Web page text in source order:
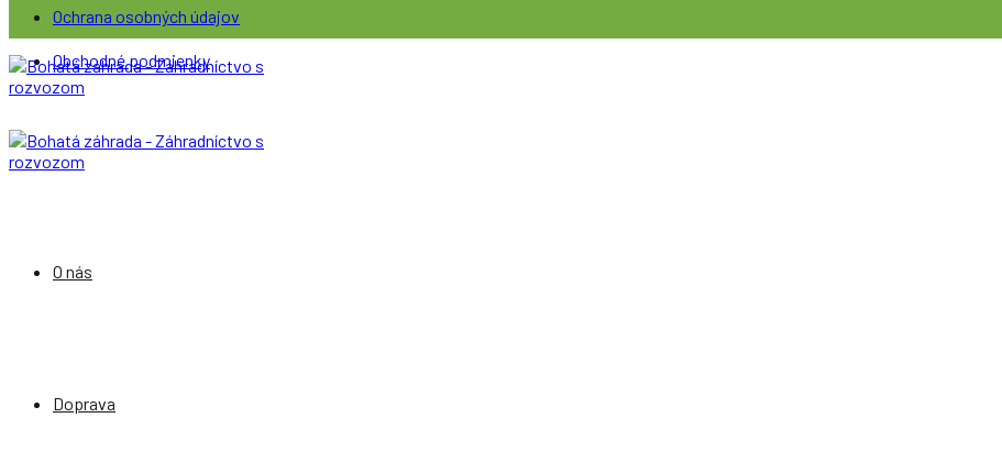
Ochrana osobných údajov
Obchodné podmienky
O nás
Doprava